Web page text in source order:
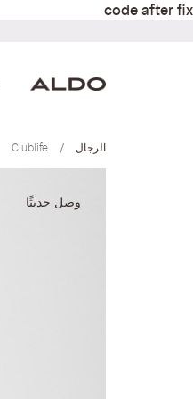
code after fix
الرجال Clublife
النهاية
وصل حديثًا